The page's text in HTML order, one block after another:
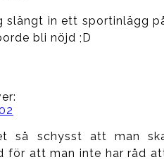
slängt in ett sportinlägg
bli nöjd ;D
så schysst att man
för att man inte har råd